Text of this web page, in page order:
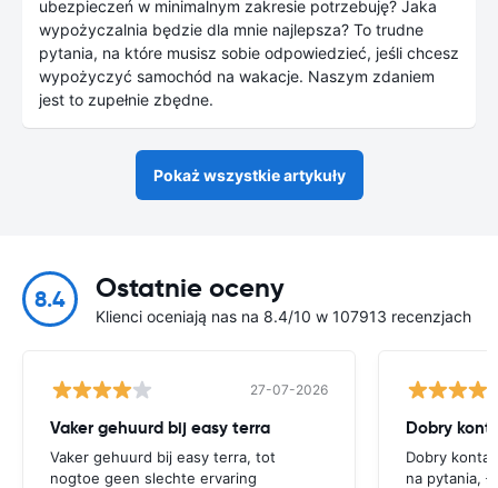
ubezpieczeń w minimalnym zakresie potrzebuję? Jaka
wypożyczalnia będzie dla mnie najlepsza? To trudne
pytania, na które musisz sobie odpowiedzieć, jeśli chcesz
wypożyczyć samochód na wakacje. Naszym zdaniem
jest to zupełnie zbędne.
Pokaż wszystkie artykuły
8.4 Ostatnie oceny
Klienci oceniają nas na 8.4/10 w 107913 recenzjach
27-07-2026
Vaker gehuurd bij easy terra
Vaker gehuurd bij easy terra, tot
nogtoe geen slechte ervaring
Dobry
na pytania,